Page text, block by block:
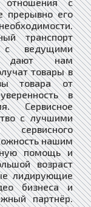
прерывно его
транспорт
с ведущими
дают нам
товары в
товара от
в
Сервисное
с лучшими
сервисного
нашим
помощь и
возраст
лидирующие
бизнеса и
партнёр.